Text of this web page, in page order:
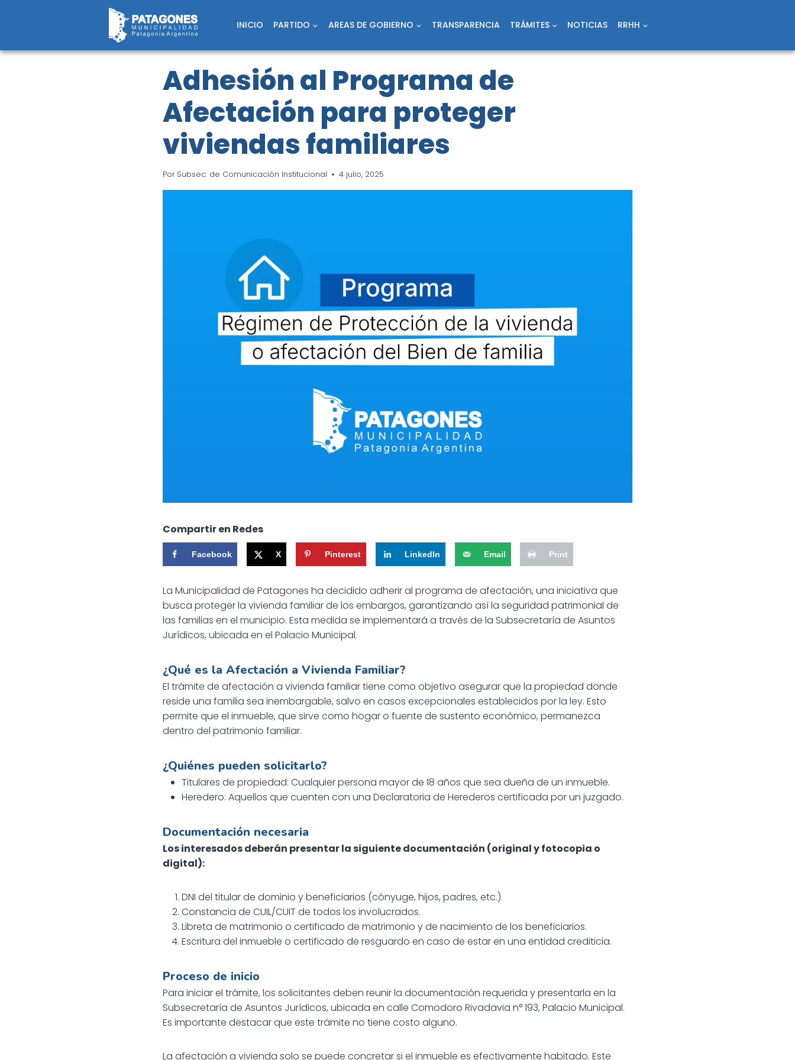
INICIO PARTIDO AREAS DE GOBIERNO TRANSPARENCIA TRÁMITES NOTICIAS RRHH
Adhesión al Programa de
Afectación para proteger
viviendas familiares
Por Subsec. de Comunicación Institucional 4 julio, 2025
Compartir en Redes
Facebook X Pinterest LinkedIn Email Print
La Municipalidad de Patagones ha decidido adherir al programa de afectación, una iniciativa que
busca proteger la vivienda familiar de los embargos, garantizando así la seguridad patrimonial de
las familias en el municipio. Esta medida se implementará a través de la Subsecretaría de Asuntos
Jurídicos, ubicada en el Palacio Municipal.
¿Qué es la Afectación a Vivienda Familiar?
El trámite de afectación a vivienda familiar tiene como objetivo asegurar que la propiedad donde
reside una familia sea inembargable, salvo en casos excepcionales establecidos por la ley. Esto
permite que el inmueble, que sirve como hogar o fuente de sustento económico, permanezca
dentro del patrimonio familiar.
¿Quiénes pueden solicitarlo?
Titulares de propiedad: Cualquier persona mayor de 18 años que sea dueña de un inmueble.
Heredero: Aquellos que cuenten con una Declaratoria de Herederos certificada por un juzgado.
Documentación necesaria
Los interesados deberán presentar la siguiente documentación (original y fotocopia o
digital):
DNI del titular de dominio y beneficiarios (cónyuge, hijos, padres, etc.).
Constancia de CUIL/CUIT de todos los involucrados.
Libreta de matrimonio o certificado de matrimonio y de nacimiento de los beneficiarios.
Escritura del inmueble o certificado de resguardo en caso de estar en una entidad crediticia.
Proceso de inicio
Para iniciar el trámite, los solicitantes deben reunir la documentación requerida y presentarla en la
Subsecretaría de Asuntos Jurídicos, ubicada en calle Comodoro Rivadavia n° 193, Palacio Municipal.
Es importante destacar que este trámite no tiene costo alguno.
La afectación a vivienda solo se puede concretar si el inmueble es efectivamente habitado. Este